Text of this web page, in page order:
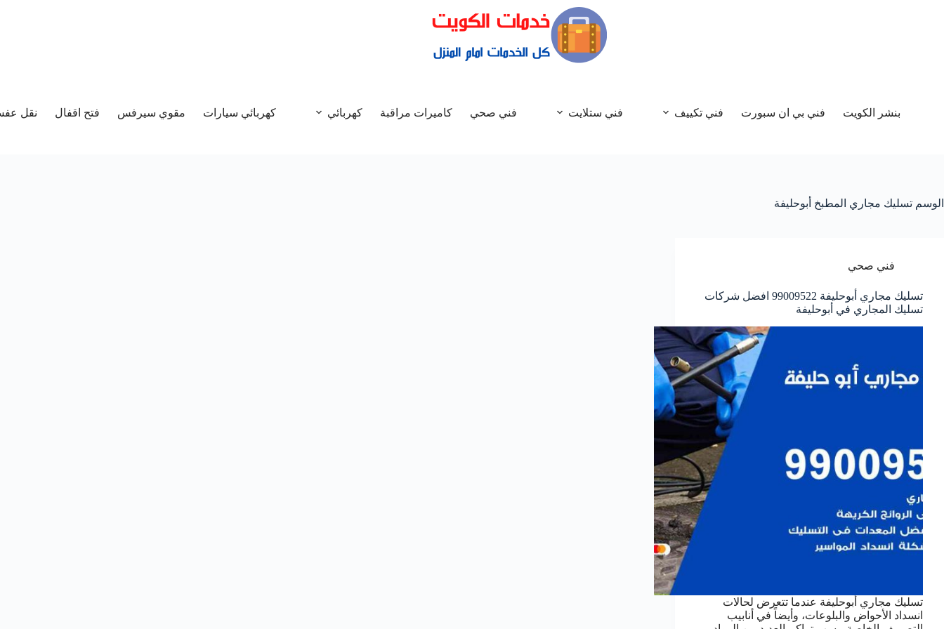
بنشر الكويت فني بي ان سبورت فني تكييف فني ستلايت فني صحي كاميرات مراقبة كهربائي كهربائي سيارات مقوي سيرفس فتح اقفال نقل
الوسم تسليك مجاري المطبخ أبوحليفة
فني صحي
تسليك مجاري أبوحليفة 99009522 افضل شركات
تسليك المجاري في أبوحليفة
تسليك مجاري أبوحليفة عندما تتعرض لحالات
انسداد الأحواض والبلوعات، وأيضاً في أنابيب